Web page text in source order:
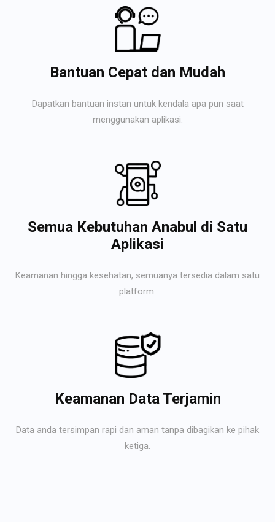
Bantuan Cepat dan Mudah
Dapatkan bantuan instan untuk kendala apa pun saat
menggunakan aplikasi.
Semua Kebutuhan Anabul di Satu
Aplikasi
Keamanan hingga kesehatan, semuanya tersedia dalam satu
platform.
Keamanan Data Terjamin
Data anda tersimpan rapi dan aman tanpa dibagikan ke pihak
ketiga.